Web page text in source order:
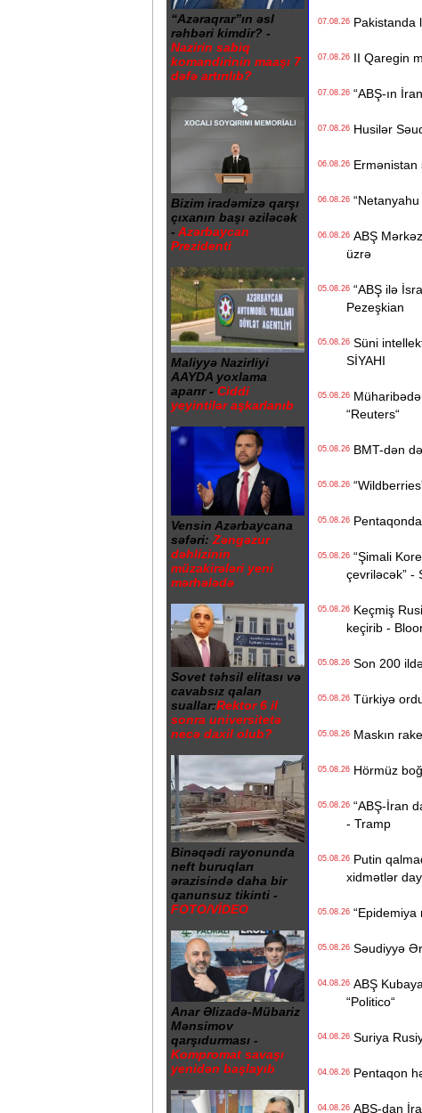
“Azəraqrar”ın əsl
rəhbəri kimdir? -
Nazirin sabiq
komandirinin maaşı 7
dəfə artırılıb?
Bizim iradəmizə qarşı
çıxanın başı əziləcək
- Azərbaycan
Prezidenti
Maliyyə Nazirliyi
AAYDA yoxlama
aparır - Ciddi
yeyintilər aşkarlanıb
Vensin Azərbaycana
səfəri: Zəngəzur
dəhlizinin
müzakirələri yeni
mərhələdə
Sovet təhsil elitası və
cavabsız qalan
suallar:Rektor 6 il
sonra universitetə
necə daxil olub?
Binəqədi rayonunda
neft buruqları
ərazisində daha bir
qanunsuz tikinti -
FOTO/VİDEO
Anar Əlizadə-Mübariz
Mənsimov
qarşıdurması -
Kompromat savaşı
yenidən başlayıb
07.08.26Pakistanda
07.08.26II Qaregin
07.08.26“ABŞ-ın
07.08.26Husilər
06.08.26Ermənistan
06.08.26“Netanyahu
06.08.26ABŞ
üzrə
05.08.26“ABŞ ilə
Pezeşkian
05.08.26Süni intellekt
SİYAHI
05.08.26Müharibədə
“Reuters“
05.08.26BMT-dən
05.08.26
05.08.26
05.08.26“Şimali
çevriləcək” -
05.08.26Keçmiş
keçirib -
05.08.26Son 200 ildə
05.08.26Türkiyə
05.08.26Maskın
05.08.26Hörmüz
05.08.26“ABŞ-İran
- Tramp
05.08.26Putin
xidmətlər
05.08.26“Epidemiya
05.08.26Səudiyyə
04.08.26ABŞ
“Politico“
04.08.26Suriya
04.08.26Pentaqon
04.08.26ABŞ-dan